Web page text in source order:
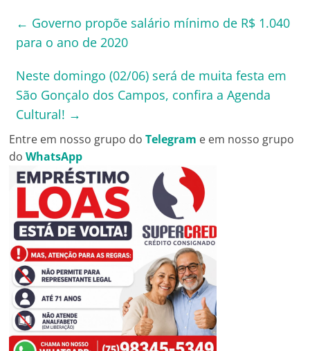
← Governo propõe salário mínimo de R$ 1.040
para o ano de 2020
Neste domingo (02/06) será de muita festa em
São Gonçalo dos Campos, confira a Agenda
Cultural! →
Entre em nosso grupo doTelegram e em nosso grupo
doWhatsApp